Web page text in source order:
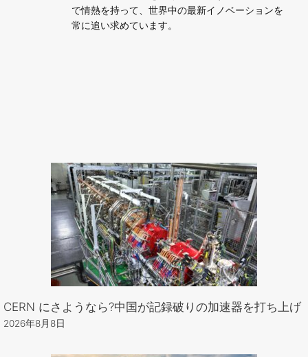
で情熱を持って、世界中の最新イノベーションを
常に追い求めています。
CERN にさようなら?中国が記録破りの加速器を打ち上げ
2026年8月8日